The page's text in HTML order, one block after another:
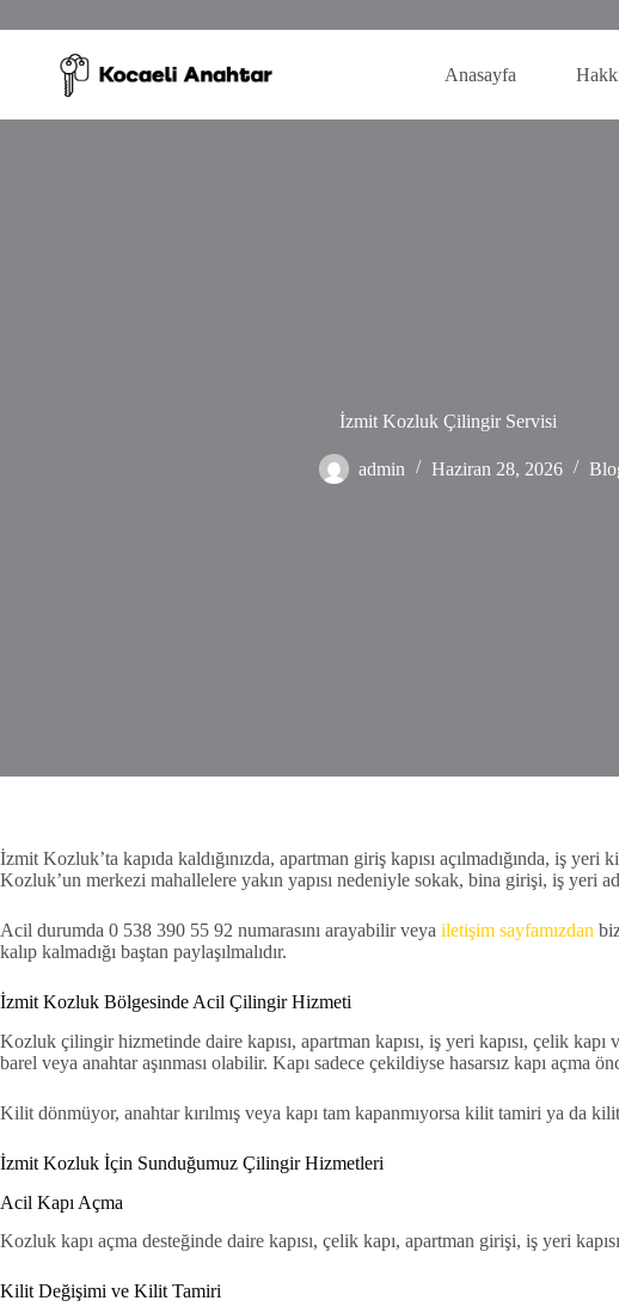
to
Anasayfa
İzmit Kozluk Çilingir Servisi
admin Haziran 28, 2026
İzmit Kozluk’ta kapıda kaldığınızda, apartman giriş kapısı açılmadığında, iş
Kozluk’un merkezi mahallelere yakın yapısı nedeniyle sokak, bina girişi, iş yeri
Acil durumda 0 538 390 55 92 numarasını arayabilir veya iletişim sayfamızdan
kalıp kalmadığı baştan paylaşılmalıdır.
İzmit Kozluk Bölgesinde Acil Çilingir Hizmeti
Kozluk çilingir hizmetinde daire kapısı, apartman kapısı, iş yeri kapısı, çelik
barel veya anahtar aşınması olabilir. Kapı sadece çekildiyse hasarsız kapı açma
Kilit dönmüyor, anahtar kırılmış veya kapı tam kapanmıyorsa kilit tamiri ya da
İzmit Kozluk İçin Sunduğumuz Çilingir Hizmetleri
Acil Kapı Açma
Kozluk kapı açma desteğinde daire kapısı, çelik kapı, apartman girişi, iş yeri
Kilit Değişimi ve Kilit Tamiri